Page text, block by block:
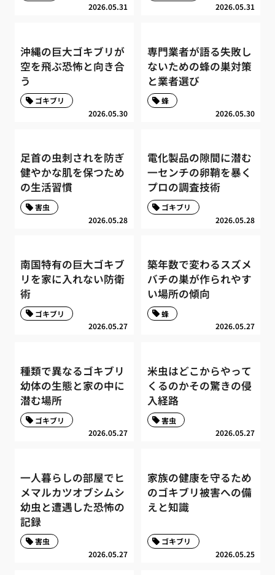
2026.05.31 2026.05.31
沖縄の巨大ゴキブリが
空を飛ぶ恐怖と向き合
う
2026.05.30
ゴキブリ
専門業者が語る失敗し
ないための蜂の巣対策
と業者選び
2026.05.30
蜂
足首の虫刺されを防ぎ
健やかな肌を保つため
の生活習慣
2026.05.28
害虫
電化製品の隙間に潜む
一センチの卵鞘を暴く
プロの調査技術
2026.05.28
ゴキブリ
南国特有の巨大ゴキブ
リを家に入れない防衛
術
2026.05.27
ゴキブリ
築年数で変わるスズメ
バチの巣が作られやす
い場所の傾向
2026.05.27
蜂
種類で異なるゴキブリ
幼体の生態と家の中に
潜む場所
2026.05.27
ゴキブリ
米虫はどこからやって
くるのかその驚きの侵
入経路
2026.05.27
害虫
一人暮らしの部屋でヒ
メマルカツオブシムシ
幼虫と遭遇した恐怖の
記録
2026.05.27
害虫
家族の健康を守るため
のゴキブリ被害への備
えと知識
2026.05.25
ゴキブリ